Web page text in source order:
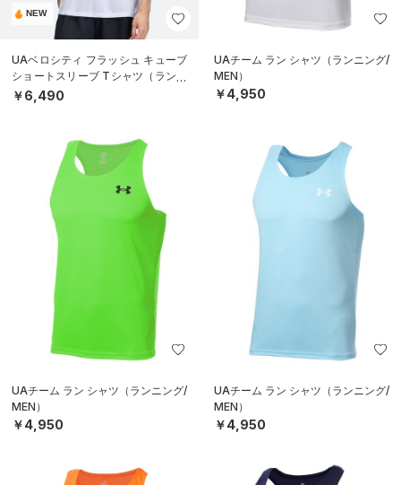
NEW
UAベロシティ フラッシュ キューブ
ショートスリーブ Tシャツ（ランニ
ング/MEN）
￥6,490
UAチーム ラン シャツ（ランニング/
MEN）
￥4,950
UAチーム ラン シャツ（ランニング/
MEN）
￥4,950
UAチーム ラン シャツ（ランニング/
MEN）
￥4,950